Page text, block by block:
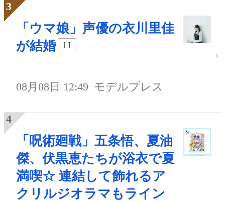
「ウマ娘」声優の衣川里佳
が結婚
11
08月08日 12:49 モデルプレス
「呪術廻戦」五条悟、夏油
傑、伏黒恵たちが浴衣で夏
満喫☆ 連結して飾れるア
クリルジオラマもライン